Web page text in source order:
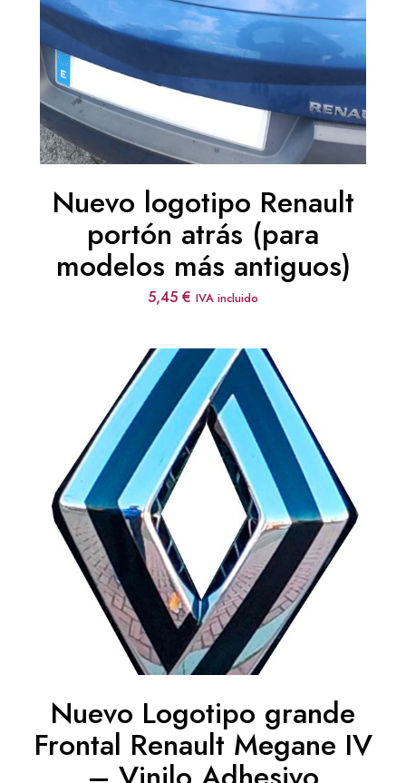
Nuevo logotipo Renault
portón atrás (para
modelos más antiguos)
5,45 € IVA incluido
Nuevo Logotipo grande
Frontal Renault Megane IV